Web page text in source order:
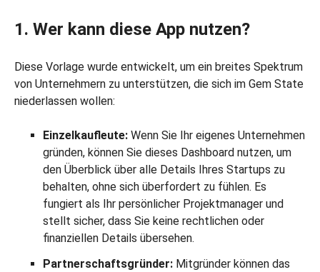
1. Wer kann diese App nutzen?
Diese Vorlage wurde entwickelt, um ein breites Spektrum
von Unternehmern zu unterstützen, die sich im Gem State
niederlassen wollen:
Einzelkaufleute: Wenn Sie Ihr eigenes Unternehmen
gründen, können Sie dieses Dashboard nutzen, um
den Überblick über alle Details Ihres Startups zu
behalten, ohne sich überfordert zu fühlen. Es
fungiert als Ihr persönlicher Projektmanager und
stellt sicher, dass Sie keine rechtlichen oder
finanziellen Details übersehen.
Partnerschaftsgründer: Mitgründer können das